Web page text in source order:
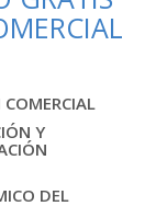
Y
DEL